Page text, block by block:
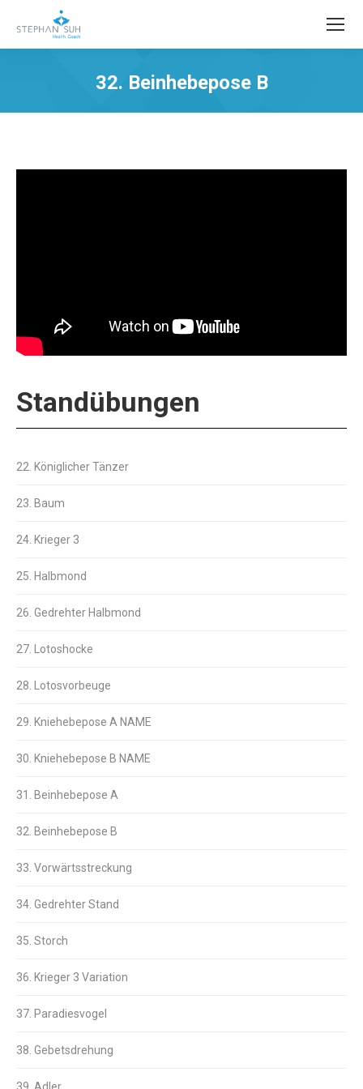
32. Beinhebepose B
Standübungen
22. Königlicher Tänzer
23. Baum
24. Krieger 3
25. Halbmond
26. Gedrehter Halbmond
27. Lotoshocke
28. Lotosvorbeuge
29. Kniehebepose A NAME
30. Kniehebepose B NAME
31. Beinhebepose A
32. Beinhebepose B
33. Vorwärtsstreckung
34. Gedrehter Stand
35. Storch
36. Krieger 3 Variation
37. Paradiesvogel
38. Gebetsdrehung
39. Adler